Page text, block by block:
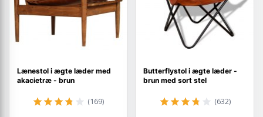
Lænestol i ægte læder med
akacietræ - brun
(169)
Butterflystol i ægte læder -
brun med sort stel
(632)